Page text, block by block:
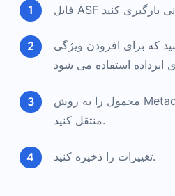
که برای افزودن ویژگی
محمول را به روش Metadata.AddProperties
منتقل کنید.
تغییرات را ذخیره کنید.